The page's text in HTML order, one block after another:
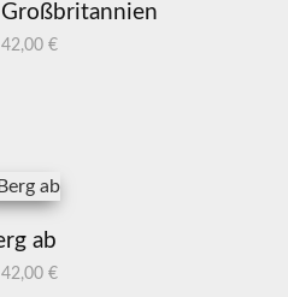
Großbritannien
€
ab
€